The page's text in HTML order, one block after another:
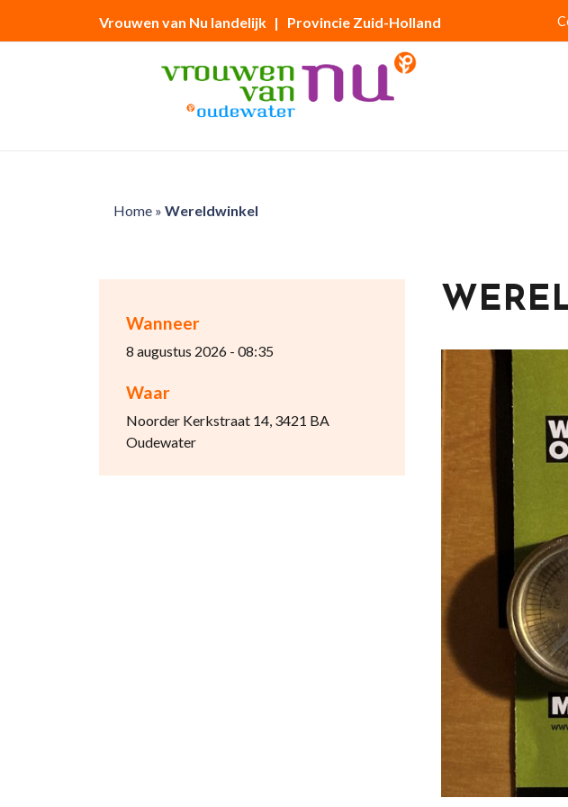
Vrouwen van Nu landelijk | Provincie Zuid-Holland
Home» Wereldwinkel
Wanneer
8 augustus 2026 - 08:35
Waar
Noorder Kerkstraat 14, 3421 BA
Oudewater